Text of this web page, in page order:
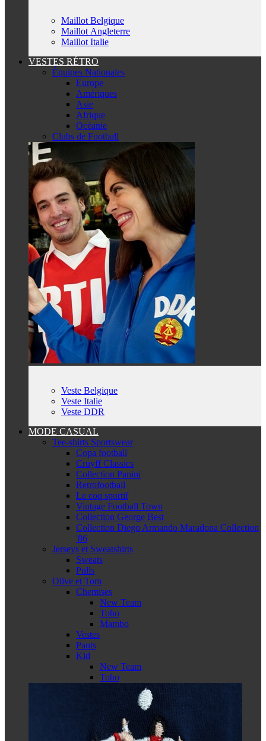
Maillot Belgique
Maillot Angleterre
Maillot Italie
VESTES RÉTRO
Équipes Nationales
Europe
Amériques
Asie
Afrique
Océanie
Clubs de Football
Veste Belgique
Veste Italie
Veste DDR
MODE CASUAL
Tee-shirts Sportswear
Copa football
Cruyff Classics
Collection Panini
Retrofootball
Le coq sportif
Vintage Football Town
Collection George Best
Collection Diego Armando Maradona Collection
'86
Jerseys et Sweatshirts
Sweats
Pulls
Olive et Tom
Chemises
New Team
Toho
Mambo
Vestes
Pants
Kid
New Team
Toho